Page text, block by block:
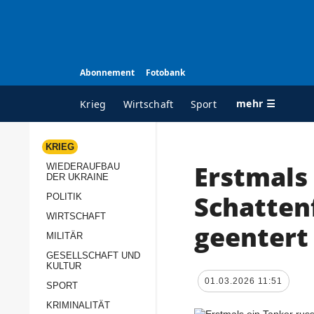
Abonnement Fotobank
Krieg Wirtschaft Sport mehr ☰
ALLE RUBRIKEN
Wiederaufbau der
Politik
Militär
KRIEG
WIEDERAUFBAU
DER UKRAINE
POLITIK
WIRTSCHAFT
MILITÄR
GESELLSCHAFT UND
KULTUR
SPORT
KRIMINALITÄT
geentert
01.03.2026 11:51